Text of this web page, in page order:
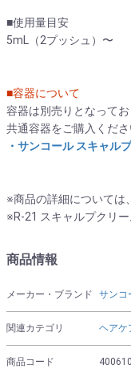
■使用量目安
5mL（2プッシュ）〜
■容器について
容器は別売りとなってお
共通容器をご購入くださ
・サンコール スキャル
※商品の詳細については
※R-21 スキャルプクリ
商品情報
メーカー・ブランド サンコ
関連カテゴリ ヘアケ
商品コード